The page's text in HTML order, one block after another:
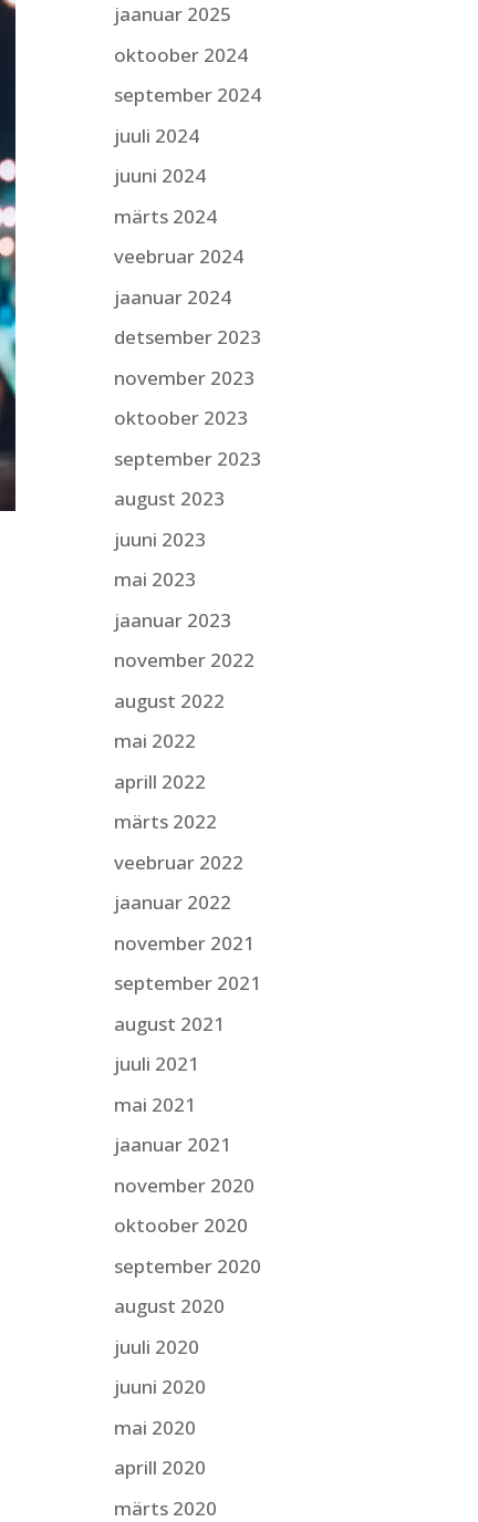
jaanuar 2025
oktoober 2024
september 2024
juuli 2024
juuni 2024
märts 2024
veebruar 2024
jaanuar 2024
detsember 2023
november 2023
oktoober 2023
september 2023
august 2023
juuni 2023
mai 2023
jaanuar 2023
november 2022
august 2022
mai 2022
aprill 2022
märts 2022
veebruar 2022
jaanuar 2022
november 2021
september 2021
august 2021
juuli 2021
mai 2021
jaanuar 2021
november 2020
oktoober 2020
september 2020
august 2020
juuli 2020
juuni 2020
mai 2020
aprill 2020
märts 2020